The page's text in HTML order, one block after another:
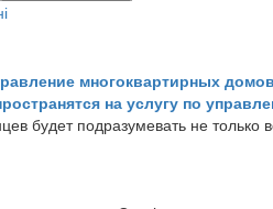
многоквартирных домов
на услугу по
будет подразумевать не только